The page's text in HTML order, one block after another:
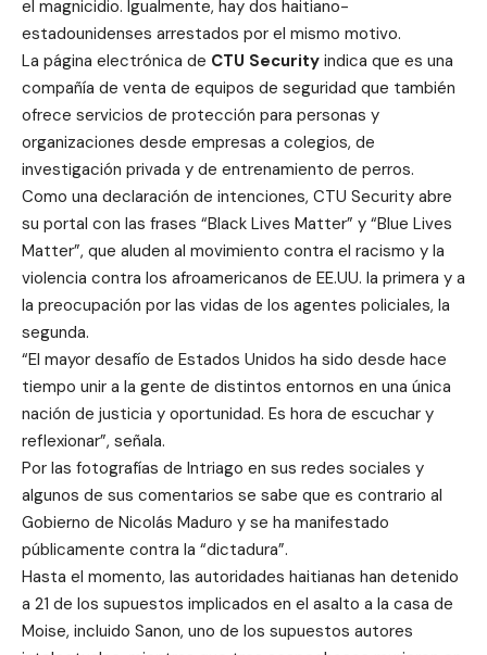
el magnicidio. Igualmente, hay dos haitiano-
estadounidenses arrestados por el mismo motivo.
La página electrónica de CTU Security indica que es una
compañía de venta de equipos de seguridad que también
ofrece servicios de protección para personas y
organizaciones desde empresas a colegios, de
investigación privada y de entrenamiento de perros.
Como una declaración de intenciones, CTU Security abre
su portal con las frases “Black Lives Matter” y “Blue Lives
Matter”, que aluden al movimiento contra el racismo y la
violencia contra los afroamericanos de EE.UU. la primera y a
la preocupación por las vidas de los agentes policiales, la
segunda.
“El mayor desafío de Estados Unidos ha sido desde hace
tiempo unir a la gente de distintos entornos en una única
nación de justicia y oportunidad. Es hora de escuchar y
reflexionar”, señala.
Por las fotografías de Intriago en sus redes sociales y
algunos de sus comentarios se sabe que es contrario al
Gobierno de Nicolás Maduro y se ha manifestado
públicamente contra la “dictadura”.
Hasta el momento, las autoridades haitianas han detenido
a 21 de los supuestos implicados en el asalto a la casa de
Moise, incluido Sanon, uno de los supuestos autores